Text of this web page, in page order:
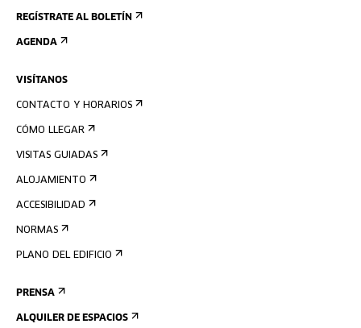
REGÍSTRATE AL BOLETÍN
AGENDA
VISÍTANOS
CONTACTO Y HORARIOS
CÓMO LLEGAR
VISITAS GUIADAS
ALOJAMIENTO
ACCESIBILIDAD
NORMAS
PLANO DEL EDIFICIO
PRENSA
ALQUILER DE ESPACIOS